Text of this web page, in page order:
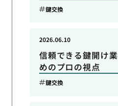
鍵交換
信頼できる鍵開け
めのプロの視点
2026.06.10
鍵交換